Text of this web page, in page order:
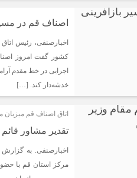
اصناف قم در مسیر
اخبارصنفی، رئیس
کشور گفت امروز
اجرایی در خط مقدم
خدشه‌دار کند. […]
اتاق اصناف قم
تقدیر مشاور
اخبارصنفی. به
مرکز استان قم با